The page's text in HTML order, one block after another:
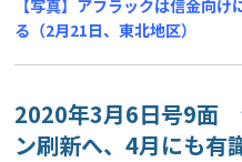
【写真】アフラックは信金向
る（2月21日、東北地区）
2020年3月6日号9面
ン刷新へ、4月にも有